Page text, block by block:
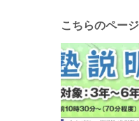
こちらのペー